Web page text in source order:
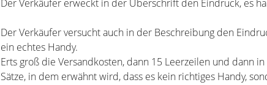
Der Verkäufer erweckt in der Überschrift den Eindruck, es
Der Verkäufer versucht auch in der Beschreibung den
ein echtes Handy.
Erts groß die Versandkosten, dann 15 Leerzeilen und dann
Sätze, in dem erwähnt wird, dass es kein richtiges Handy,